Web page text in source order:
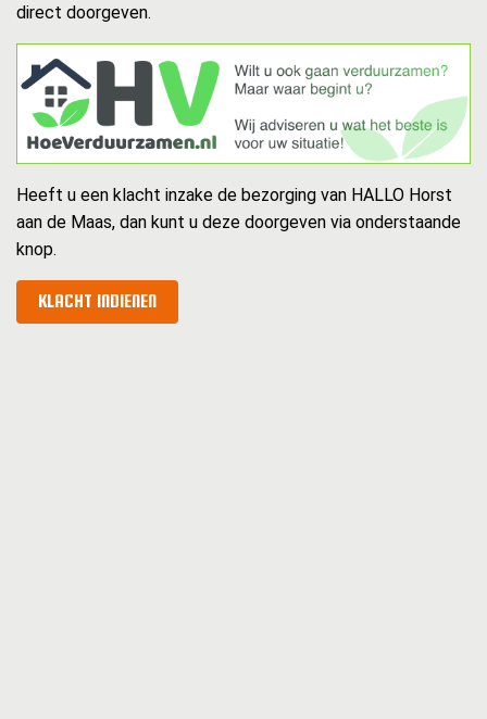
direct doorgeven.
Heeft u een klacht inzake de bezorging van HALLO Horst
aan de Maas, dan kunt u deze doorgeven via onderstaande
knop.
KLACHT INDIENEN